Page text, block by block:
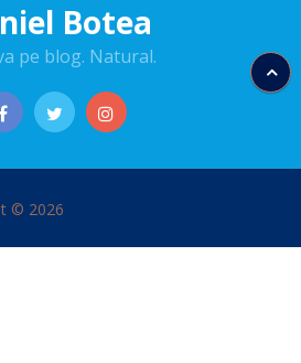
Botea
pe blog. Natural.
© 2026